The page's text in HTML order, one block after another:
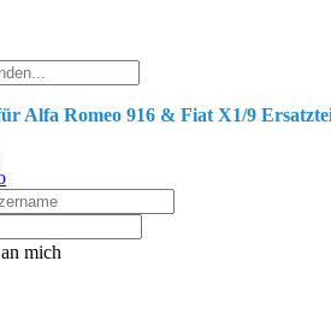
Alfa Romeo 916 & Fiat X1/9
mich